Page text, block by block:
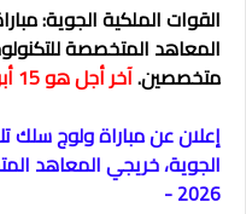
القوات الملكية الجوية:
المعاهد المتخصصة
متخصصين.آخر أجل هو 15 أبريل 2026
إعلان عن مباراة ولوج سلك
الجوية، خريجي المعاهد
2026 -